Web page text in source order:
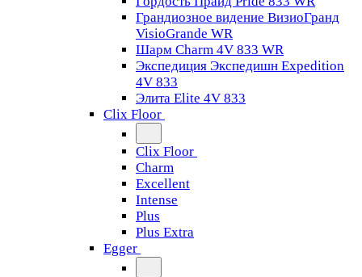
Грандиозное видение ВизиоГранд
VisioGrande WR
Шарм Charm 4V 833 WR
Экспедиция Экспедишн Expedition
4V 833
Элита Elite 4V 833
Clix Floor
Clix Floor
Charm
Excellent
Intense
Plus
Plus Extra
Egger